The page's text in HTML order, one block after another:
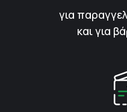
για
και για